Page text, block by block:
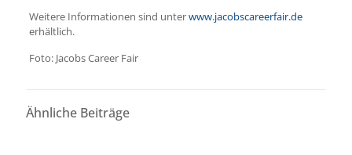
Weitere Informationen sind unterwww.jacobscareerfair.de
erhältlich.
Foto: Jacobs Career Fair
Ähnliche Beiträge